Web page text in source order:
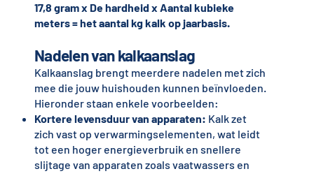
17,8 gram x De hardheid x Aantal kubieke
meters = het aantal kg kalk op jaarbasis.
Nadelen van kalkaanslag
Kalkaanslag brengt meerdere nadelen met zich
mee die jouw huishouden kunnen beïnvloeden.
Hieronder staan enkele voorbeelden:
Kortere levensduur van apparaten: Kalk zet
zich vast op verwarmingselementen, wat leidt
tot een hoger energieverbruik en snellere
slijtage van apparaten zoals vaatwassers en